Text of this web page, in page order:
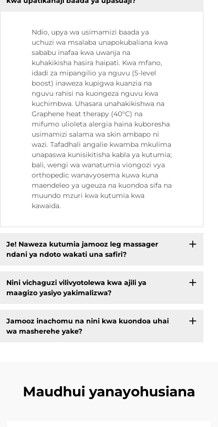
Ndio, upya wa usimamizi baada ya
uchuzi wa msalaba unapokubaliana kwa
sababu inafaa kwa uwanja na
kuhakikisha hasira haipati. Kwa mfano,
idadi za mipangilio ya nguvu (5-level
boost) inaweza kupigwa kuanzia na
nguvu rahisi na kuongeza nguvu kwa
kuchimbwa. Uhasara unahakikishwa na
Graphene heat therapy (40°C) na
mifumo ulioleta alergia haina kuboresha
usimamizi salama wa skin ambapo ni
wazi. Tafadhali angalie kwamba mkulima
unapaswa kunisikitisha kabla ya kutumia;
bali, wengi wa wanatumia viongozi vya
orthopedic wanavyosema kuwa kuna
maendeleo ya ugeuza na kuondoa sifa na
muundo mzuri kwa kutumia kwa
kawaida.
Je! Naweza kutumia jamooz leg massager
ndani ya ndoto wakati una safiri?
Nini vichaguzi vilivyotolewa kwa ajili ya
maagizo yasiyo yakimalizwa?
Jamooz inachomu na nini kwa kuondoa uhai
wa masherehe yake?
Maudhui yanayohusiana